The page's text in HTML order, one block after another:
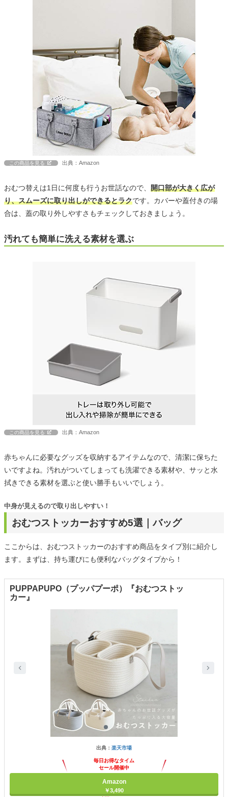
この商品を見る 出典：Amazon
おむつ替えは1日に何度も行うお世話なので、 開口部が大きく広が
り、スムーズに取り出しができるとラクです。カバーや蓋付きの場
合は、蓋の取り外しやすさもチェックしておきましょう。
汚れても簡単に洗える素材を選ぶ
この商品を見る 出典：Amazon
赤ちゃんに必要なグッズを収納するアイテムなので、清潔に保ちた
いですよね。汚れがついてしまっても洗濯できる素材や、サッと水
拭きできる素材を選ぶと使い勝手もいいでしょう。
おむつストッカーおすすめ5選｜バッグ
中身が見えるので取り出しやすい！
ここからは、おむつストッカーのおすすめ商品をタイプ別に紹介し
ます。まずは、持ち運びにも便利なバッグタイプから！
PUPPAPUPO（プッパプーポ）『おむつストッ
カー』
出典： 楽天市場
毎日お得なタイム
セール開催中
Amazon
￥3,490